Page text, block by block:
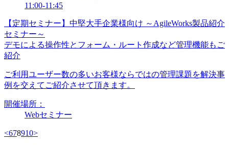
11:00-11:45
【定期セミナー】中堅大手企業様向け ～AgileWorks製品紹介
セミナー～
デモによる操作性とフォーム・ルート作成など管理機能もご
紹介
ご利用ユーザー数の多いお客様ならではの管理課題を解決事
例を交えてご紹介させて頂きます。
開催場所：
Webセミナー
<678910>